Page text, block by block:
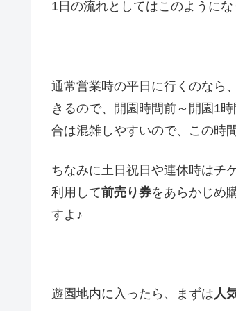
1日の流れとしてはこのようにな
通常営業時の平日に行くのなら
きるので、開園時間前～開園1
合は混雑しやすいので、この時
ちなみに土日祝日や連休時はチ
利用して前売り券をあらかじめ
すよ♪
遊園地内に入ったら、まずは人